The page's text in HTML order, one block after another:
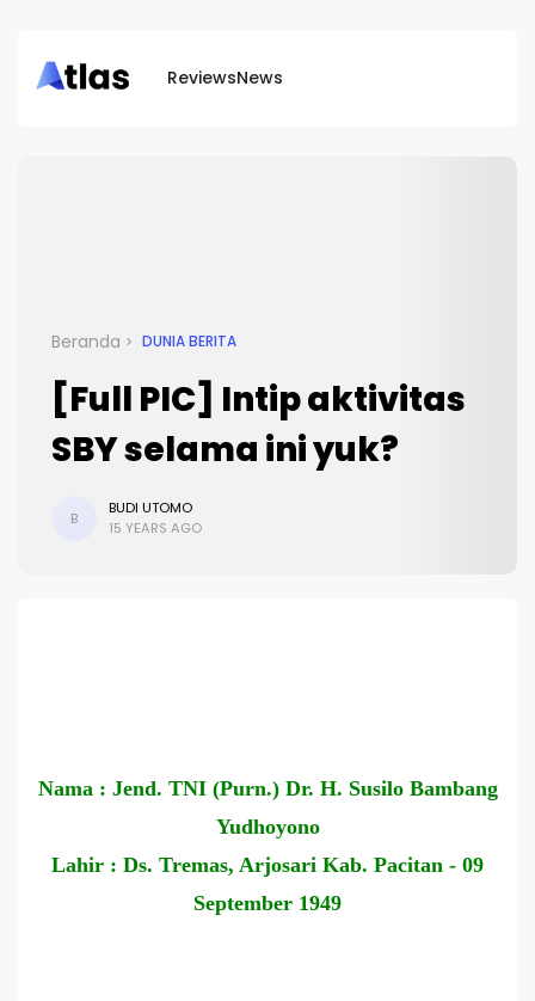
ReviewsNews
Beranda DUNIA BERITA
[Full PIC] Intip aktivitas
SBY selama ini yuk?
B
BUDI UTOMO
15 YEARS AGO
Nama : Jend. TNI (Purn.) Dr. H. Susilo Bambang
Yudhoyono
Lahir : Ds. Tremas, Arjosari Kab. Pacitan - 09
September 1949